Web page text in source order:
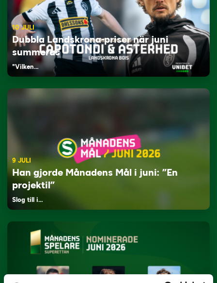
10 JULI
Dubbla Landskrona-priser när juni
summeras
"Vilken…
9 JULI
Han gjorde Månadens Mål i juni: ”En
projektil”
Slog till i…